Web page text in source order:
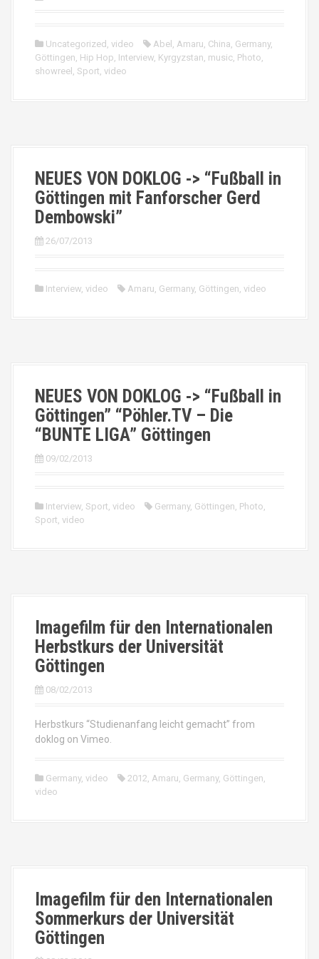
Uncategorized , video Abel , Amaru, China, Germany,
Göttingen, Hip Hop, Interview, Kyrgyzstan, music, Photo,
showreel , Sport, video
NEUES VON DOKLOG -> “Fußball in
Göttingen mit Fanforscher Gerd
Dembowski”
26/07/2013
Interview, video Amaru, Germany, Göttingen, video
NEUES VON DOKLOG -> “Fußball in
Göttingen” “Pöhler.TV – Die
“BUNTE LIGA” Göttingen
09/02/2013
Interview, Sport, video Germany, Göttingen, Photo,
Sport, video
Imagefilm für den Internationalen
Herbstkurs der Universität
Göttingen
08/02/2013
Herbstkurs “Studienanfang leicht gemacht” from
doklog on Vimeo.
Germany, video 2012, Amaru, Germany, Göttingen,
video
Imagefilm für den Internationalen
Sommerkurs der Universität
Göttingen